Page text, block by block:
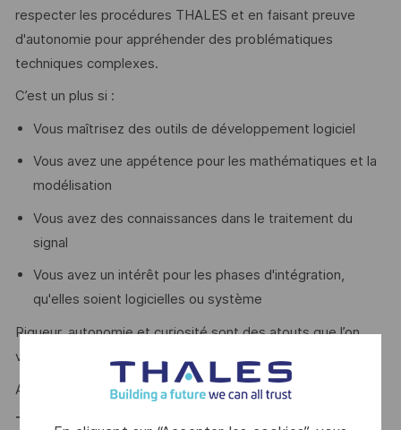
respecter les procédures THALES et en faisant preuve
d'autonomie pour appréhender des problématiques
techniques complexes.
C’est un plus si :
Vous maîtrisez des outils de développement logiciel
Vous avez une appétence pour les mathématiques et la
modélisation
Vous avez des connaissances dans le traitement du
signal
Vous avez un intérêt pour les phases d'intégration,
qu'elles soient logicielles ou système
Rigueur, autonomie et curiosité sont des atouts que l’on
vous reconnait ?
Alors ce poste est fait pour vous !
Thales, entreprise Handi-Engagée, reconnait